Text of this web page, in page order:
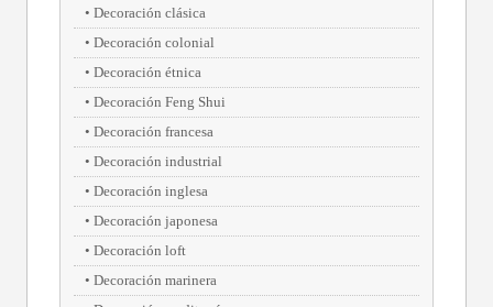
Decoración clásica
Decoración colonial
Decoración étnica
Decoración Feng Shui
Decoración francesa
Decoración industrial
Decoración inglesa
Decoración japonesa
Decoración loft
Decoración marinera